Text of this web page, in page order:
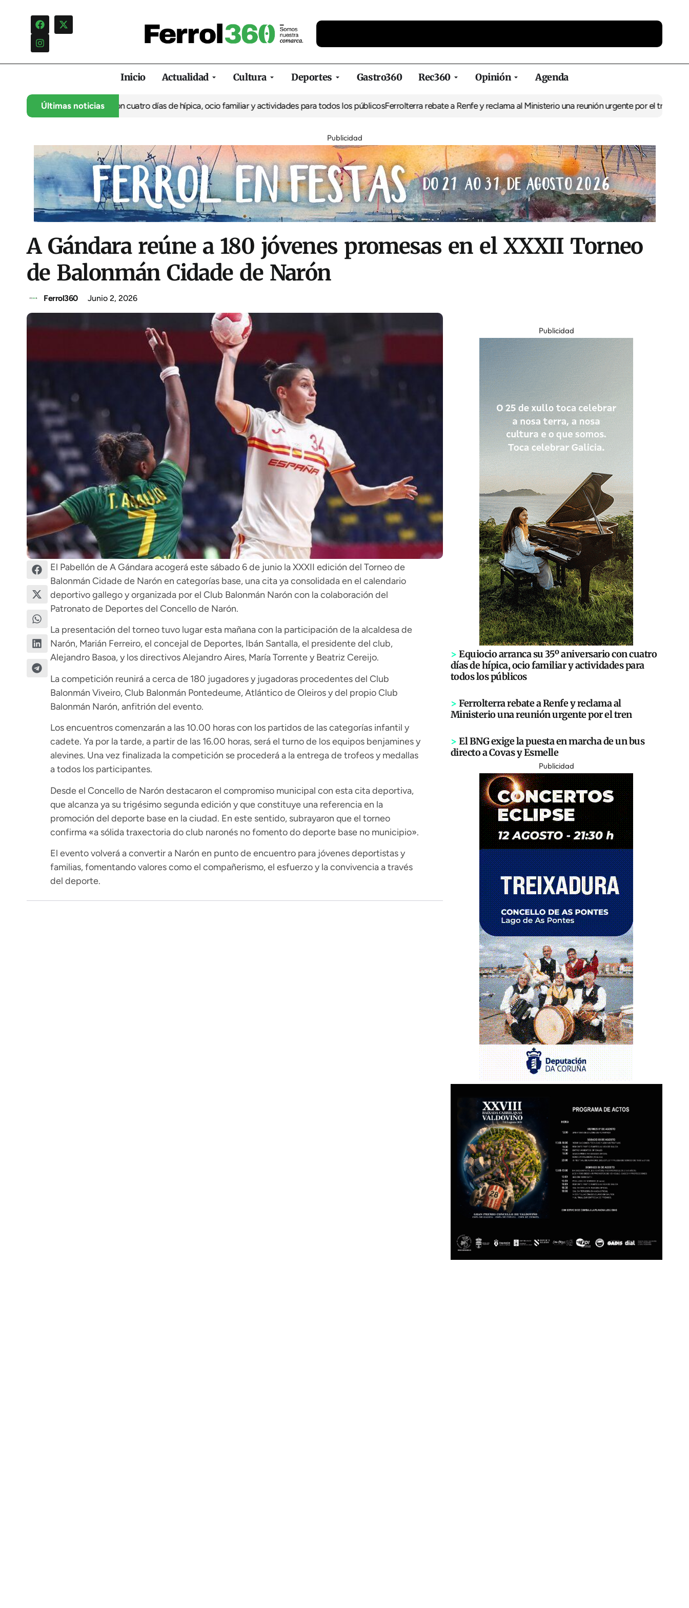
Inicio Actualidad Cultura Deportes Gastro360 Rec360 Opinión Agenda
Últimas noticias
su 35º aniversario con cuatro días de hípica, ocio familiar y actividades para todos los públicosFerrolterra rebate a Renfe y reclama al Ministerio una reunión urgente por el trenEl BNG
Publicidad
A Gándara reúne a 180 jóvenes promesas en el XXXII Torneo
de Balonmán Cidade de Narón
Ferrol360 Junio 2, 2026
El Pabellón de A Gándara acogerá este sábado 6 de junio la XXXII edición del Torneo de
Balonmán Cidade de Narón en categorías base, una cita ya consolidada en el calendario
deportivo gallego y organizada por el Club Balonmán Narón con la colaboración del
Patronato de Deportes del Concello de Narón.
La presentación del torneo tuvo lugar esta mañana con la participación de la alcaldesa de
Narón, Marián Ferreiro, el concejal de Deportes, Ibán Santalla, el presidente del club,
Alejandro Basoa, y los directivos Alejandro Aires, María Torrente y Beatriz Cereijo.
La competición reunirá a cerca de 180 jugadores y jugadoras procedentes del Club
Balonmán Viveiro, Club Balonmán Pontedeume, Atlántico de Oleiros y del propio Club
Balonmán Narón, anfitrión del evento.
Los encuentros comenzarán a las 10.00 horas con los partidos de las categorías infantil y
cadete. Ya por la tarde, a partir de las 16.00 horas, será el turno de los equipos benjamines y
alevines. Una vez finalizada la competición se procederá a la entrega de trofeos y medallas
a todos los participantes.
Desde el Concello de Narón destacaron el compromiso municipal con esta cita deportiva,
que alcanza ya su trigésimo segunda edición y que constituye una referencia en la
promoción del deporte base en la ciudad. En este sentido, subrayaron que el torneo
confirma «a sólida traxectoria do club naronés no fomento do deporte base no municipio».
El evento volverá a convertir a Narón en punto de encuentro para jóvenes deportistas y
familias, fomentando valores como el compañerismo, el esfuerzo y la convivencia a través
del deporte.
Publicidad
> Equiocio arranca su 35º aniversario con cuatro
días de hípica, ocio familiar y actividades para
todos los públicos
> Ferrolterra rebate a Renfe y reclama al
Ministerio una reunión urgente por el tren
> El BNG exige la puesta en marcha de un bus
directo a Covas y Esmelle
Publicidad